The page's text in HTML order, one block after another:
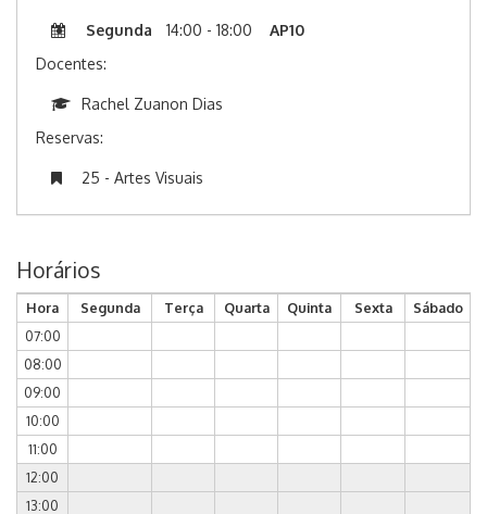
Segunda 14:00 - 18:00
AP10
Docentes:
Rachel Zuanon Dias
Reservas:
25 - Artes Visuais
Horários
Hora Segunda Terça Quarta Quinta Sexta
Sábado
07:00
08:00
09:00
10:00
11:00
12:00
13:00